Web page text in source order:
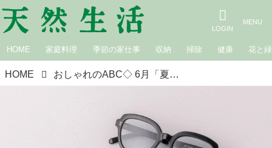
HOME 家庭料理 季節の家仕事 収納 掃除 健康 花と緑
HOME おしゃれのABC◇ 6月「夏を楽しむ小物」その（4）黒の小物 現役スタイリストが、おしゃれの悩みを解決｜植村美智子